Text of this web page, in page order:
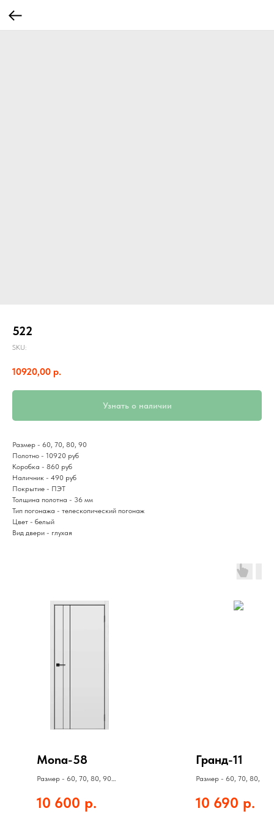
522
SKU:
10920,00 р.
Узнать о наличии
Размер - 60, 70, 80, 90
Полотно - 10920 руб
Коробка - 860 руб
Наличник - 490 руб
Покрытие - ПЭТ
Толщина полотна - 36 мм
Тип погонажа - телескопический погонаж
Цвет - белый
Вид двери - глухая
Mona-58
Размер - 60, 70, 80, 90
Коробка - 920 руб
Наличник - 560 руб
10 600 р.
Гранд-11
Размер - 60, 70, 80, 90
Коробка - 860 руб
Наличник - 490 руб
10 690 р.